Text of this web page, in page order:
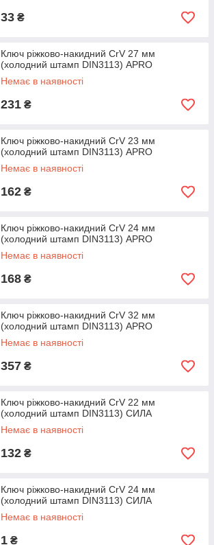
33 ₴
Ключ ріжково-накидний CrV 27 мм
(холодний штамп DIN3113) APRO
Немає в наявності
231 ₴
Ключ ріжково-накидний CrV 23 мм
(холодний штамп DIN3113) APRO
Немає в наявності
162 ₴
Ключ ріжково-накидний CrV 24 мм
(холодний штамп DIN3113) APRO
Немає в наявності
168 ₴
Ключ ріжково-накидний CrV 32 мм
(холодний штамп DIN3113) APRO
Немає в наявності
357 ₴
Ключ ріжково-накидний CrV 22 мм
(холодний штамп DIN3113) СИЛА
Немає в наявності
132 ₴
Ключ ріжково-накидний CrV 24 мм
(холодний штамп DIN3113) СИЛА
Немає в наявності
1 ₴